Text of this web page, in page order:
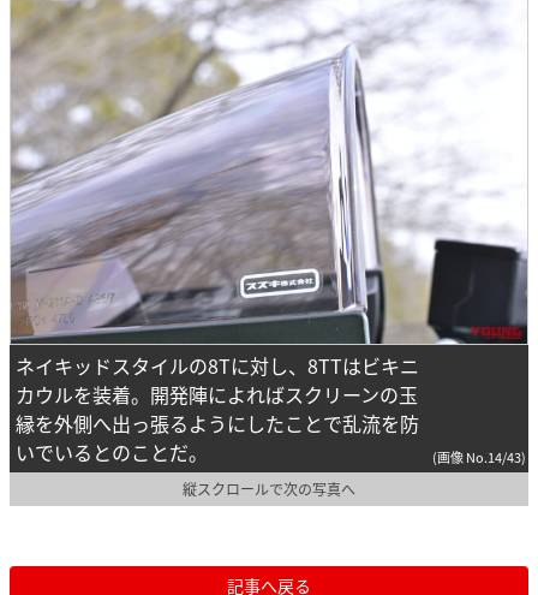
ネイキッドスタイルの8Tに対し、8TTはビキニ
カウルを装着。開発陣によればスクリーンの玉
縁を外側へ出っ張るようにしたことで乱流を防
いでいるとのことだ。
(画像 No.14/43)
縦スクロールで次の写真へ
記事へ戻る